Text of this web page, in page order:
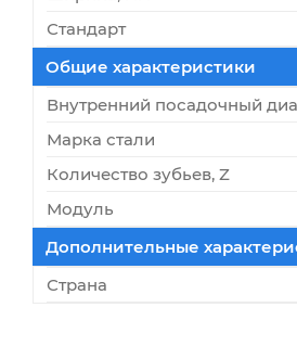
Стандарт
Общие характеристики
Внутренний посадочный
Марка стали
Количество зубьев, Z
Модуль
Дополнительные
Страна